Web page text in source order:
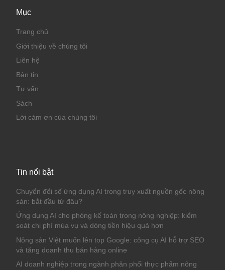
Mục
Trang chủ
Giới thiệu về chúng tôi
Liên hệ
Bản tin
Tư vấn
Sách
Lời cảm ơn của chúng tôi
Tin nổi bật
Chuyển đổi số ứng dụng AI trong truy xuất nguồn gốc nông
sản: bắt đầu từ đâu?
Ứng dụng AI cho phòng kế toán trong nông nghiệp: kiểm
soát chi phí mùa vụ và dòng tiền hiệu quả hơn
Nông sản Việt muốn lên top Google: công cụ AI hỗ trợ SEO
và tăng doanh thu bán hàng online
AI doanh nghiệp trong ngành phân phối thực phẩm nông